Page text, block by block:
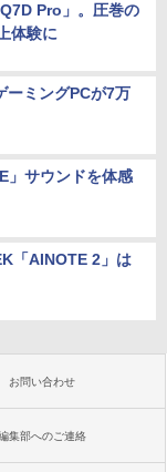
Pro」。圧巻の
体験に
ーミングPCが7万
」サウンドを体感
「AINOTE 2」は
お問い合わせ
集部へのご連絡